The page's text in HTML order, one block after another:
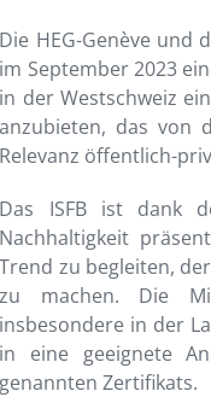
Die HEG-Genève und
im September 2023
in der Westschweiz
anzubieten, das von
Relevanz öffentlich-
Das ISFB ist dank
Nachhaltigkeit
Trend zu begleiten,
zu machen. Die
insbesondere in der
in eine geeignete
genannten Zertifikats.